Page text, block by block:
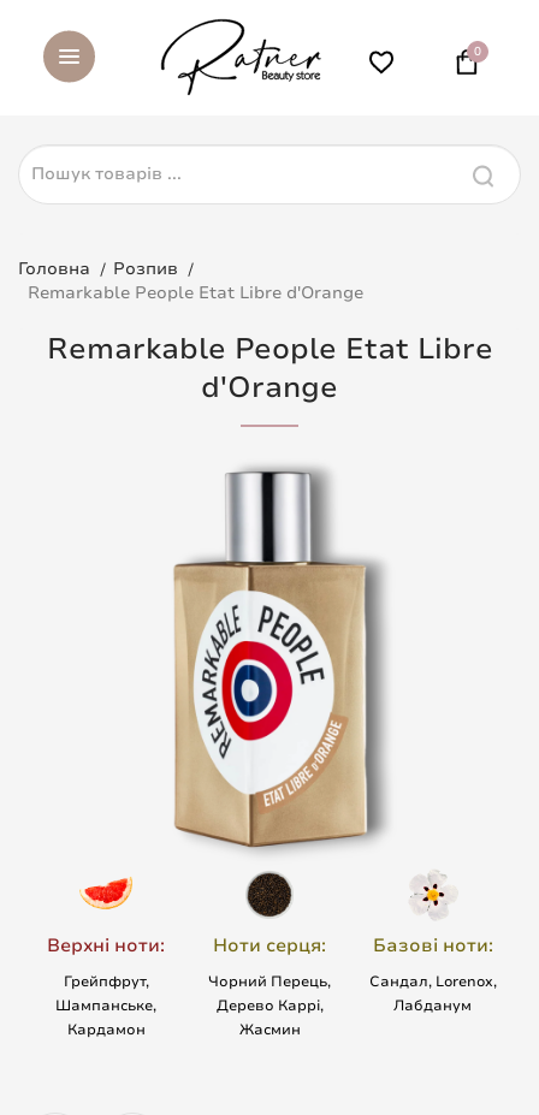
0
Головна
Розпив
Remarkable People Etat Libre d'Orange
Remarkable People Etat Libre
d'Orange
Верхні ноти:
Грейпфрут,
Шампанське,
Кардамон
Ноти серця:
Чорний Перець,
Дерево Каррі,
Жасмин
Базові ноти:
Сандал, Lorenox,
Лабданум